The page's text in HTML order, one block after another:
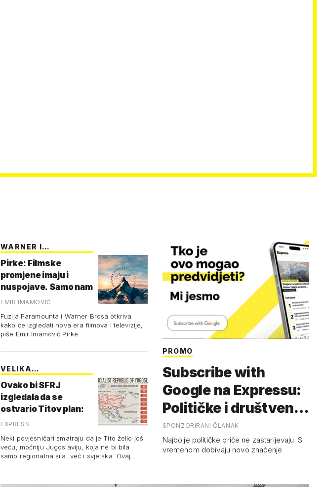
WARNER I
PARAMOUNT
Pirke: Filmske
promjene imaju i
nuspojave. Samo nam
je kasno javljeno
EMIR IMAMOVIĆ
Fuzija Paramounta i Warner Brosa otkriva
kako će izgledati nova era filmova i televizije,
piše Emir Imamović Pirke
VELIKA
JUGOSLAVIJA
Ovako bi SFRJ
izgledala da se
ostvario Titov plan:
Od Klagenfurta do
EXPRESS
Neki povjesničari smatraju da je Tito želio još
veću, moćniju Jugoslaviju, koja ne bi bila
samo regionalna sila, već i svjetska. Ovaj
PROMO
Subscribe with
Google na Expressu:
Političke i društvene
teme iz Hrvatske i
svi…
SPONZORIRANI ČLANAK
Najbolje političke priče ne zastarijevaju. S
vremenom dobivaju novo značenje